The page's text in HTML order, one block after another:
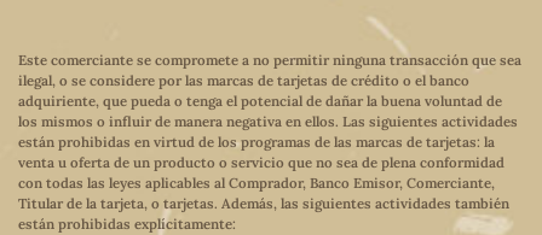
Este comerciante se compromete a no permitir ninguna transacción que sea
ilegal, o se considere por las marcas de tarjetas de crédito o el banco
adquiriente, que pueda o tenga el potencial de dañar la buena voluntad de
los mismos o influir de manera negativa en ellos. Las siguientes actividades
están prohibidas en virtud de los programas de las marcas de tarjetas: la
venta u oferta de un producto o servicio que no sea de plena conformidad
con todas las leyes aplicables al Comprador, Banco Emisor, Comerciante,
Titular de la tarjeta, o tarjetas. Además, las siguientes actividades también
están prohibidas explícitamente: